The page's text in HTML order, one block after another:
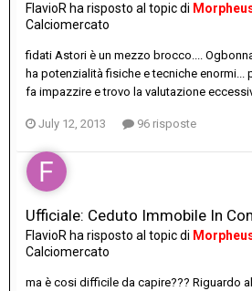
FlavioR ha risposto al topic di
Calciomercato
fidati Astori è un mezzo brocco....
ha potenzialità fisiche e tecniche enormi...
fa impazzire e trovo la valutazione
July 12, 2013 96 risposte
Ufficiale: Ceduto Immobile In
FlavioR ha risposto al topic di
Calciomercato
ma è cosi difficile da capire??? Riguardo